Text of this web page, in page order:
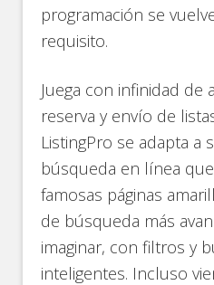
programación se
requisito.
Juega con infinidad de
reserva y envío de
ListingPro se adapta a
búsqueda en línea
famosas páginas
de búsqueda más
imaginar, con filtros y
inteligentes. Incluso